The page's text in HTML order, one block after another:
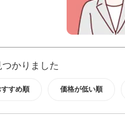
かりました
すすめ順 価格が低い順